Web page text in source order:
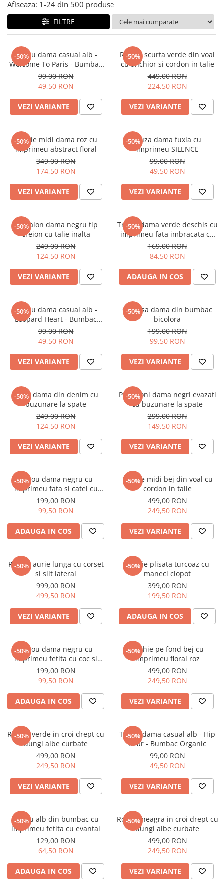
Tricouri si topuri
Rochii de eveniment
Afiseaza: 1-24 din 500 produse
FILTRE
-50%
Tricou dama casual alb -
Welcome To Paris - Bumbac
Organic
99,00 RON
49,50 RON
VEZI VARIANTE
-50%
Rochie scurta verde din voal
cu anchior si cordon in talie
449,00 RON
224,50 RON
VEZI VARIANTE
-50%
Rochie midi dama roz cu
imprimeu abstract floral
349,00 RON
174,50 RON
VEZI VARIANTE
-50%Bluza dama fuxia cu
imprimeu SILENCE
99,00 RON
49,50 RON
VEZI VARIANTE
-50%
Pantalon dama negru tip
creion cu talie inalta
249,00 RON
124,50 RON
VEZI VARIANTE
-50%
Tricou dama verde deschis cu
imprimeu fata imbracata cu
alb si inghetata in mana
169,00 RON
84,50 RON
ADAUGA IN COS
-50%
Tricou dama casual alb -
Leopard Heart - Bumbac
Organic
99,00 RON
49,50 RON
VEZI VARIANTE
-50%
Camasa dama din bumbac
bicolora
199,00 RON
99,50 RON
VEZI VARIANTE
-50%
Blugi dama din denim cu
buzunare la spate
249,00 RON
124,50 RON
VEZI VARIANTE
-50%
Pantaloni dama negri evazati
cu buzunare la spate
299,00 RON
149,50 RON
VEZI VARIANTE
-50%
Tricou dama negru cu
imprimeu fata si catel cu
ochelari
199,00 RON
99,50 RON
ADAUGA IN COS
-50%
Rochie midi bej din voal cu
cordon in talie
499,00 RON
249,50 RON
VEZI VARIANTE
-50%
Rochie aurie lunga cu corset
si slit lateral
999,00 RON
499,50 RON
VEZI VARIANTE
-50%
Rochie plisata turcoaz cu
maneci clopot
399,00 RON
199,50 RON
ADAUGA IN COS
-50%
Tricou dama negru cu
imprimeu fetita cu coc si
ochelari albastrii
199,00 RON
99,50 RON
ADAUGA IN COS
-50%
Rochie pe fond bej cu
imprimeu floral roz
499,00 RON
249,50 RON
VEZI VARIANTE
-50%
Rochie verde in croi drept cu
dungi albe curbate
499,00 RON
249,50 RON
VEZI VARIANTE
-50%
Tricou dama casual alb - Hip
Bear - Bumbac Organic
99,00 RON
49,50 RON
VEZI VARIANTE
-50%
Tricou alb din bumbac cu
imprimeu fetita cu evantai
129,00 RON
64,50 RON
ADAUGA IN COS
-50%
Rochie neagra in croi drept cu
dungi albe curbate
499,00 RON
249,50 RON
VEZI VARIANTE